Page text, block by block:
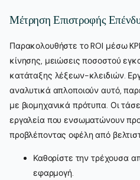
Μέτρηση Επιστροφής
Παρακολουθήστε το ROI μέσω
κίνησης, μειώσεις ποσοστού
κατάταξης λέξεων-κλειδιών.
αναλυτικά απλοποιούν αυτό,
με βιομηχανικά πρότυπα. Οι
εργαλεία που ενσωματώνουν
προβλέποντας οφέλη από
Καθορίστε την τρέχουσα
εφαρμογή.